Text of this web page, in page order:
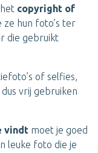
copyright of
ze hun foto’s ter
die gebruikt
of selfies,
vrij gebruiken
vindt moet je goed
leuke foto die je